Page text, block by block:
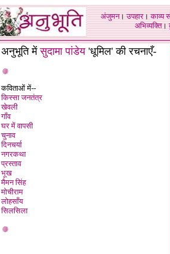
अंजुमन।उपहार।काव्य
अभिव्यक्ति।
अनुभूति मेंसुदामा पांडेय'धूमिल' की रचनाएँ-
कविताओं में--
किस्सा जनतंत्र
खेवली
गाँव
घर में वापसी
चुनाव
दिनचर्या
नगरकथा
प्रस्ताव
भूख
मैमन सिंह
मोचीराम
लोहसाँय
सिलसिला